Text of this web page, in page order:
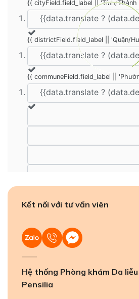
Kết nối với tư vấn viên
Hệ thống Phòng khám Da
Pensilia